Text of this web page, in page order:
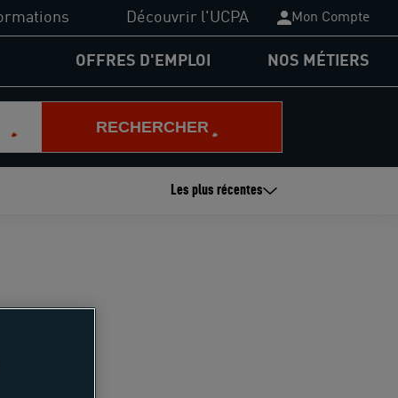
Formation
du sport
Découvrir l'UCPA Mon Compte
OFFRES D'EMPLOI NOS MÉTIERS
RECHERCHER
Les plus récentes